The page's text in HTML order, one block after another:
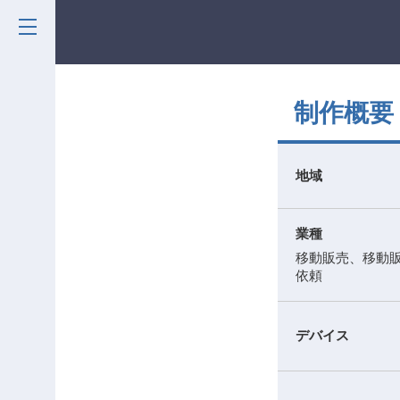
制作概要
地域
業種
移動販売、移動
依頼
デバイス